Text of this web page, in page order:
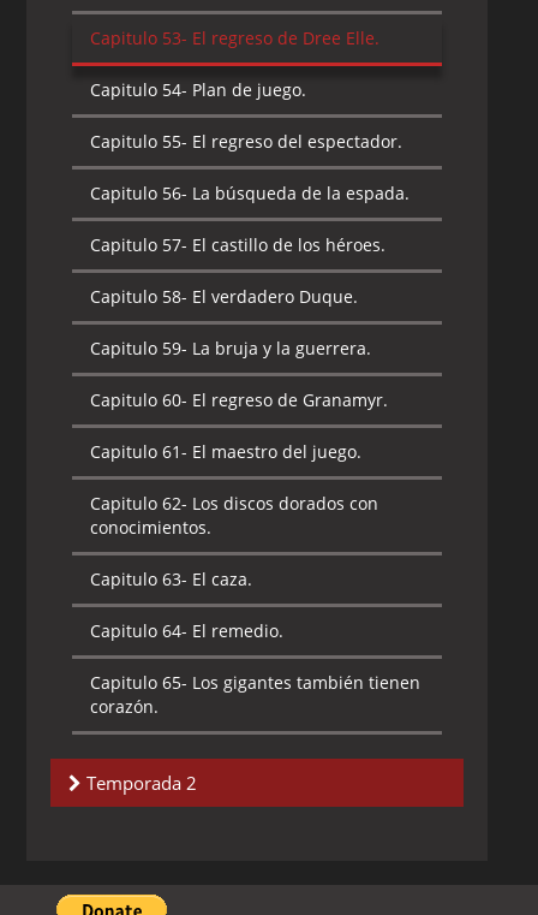
Capitulo 53- El regreso de Dree Elle.
Capitulo 54- Plan de juego.
Capitulo 55- El regreso del espectador.
Capitulo 56- La búsqueda de la espada.
Capitulo 57- El castillo de los héroes.
Capitulo 58- El verdadero Duque.
Capitulo 59- La bruja y la guerrera.
Capitulo 60- El regreso de Granamyr.
Capitulo 61- El maestro del juego.
Capitulo 62- Los discos dorados con
conocimientos.
Capitulo 63- El caza.
Capitulo 64- El remedio.
Capitulo 65- Los gigantes también tienen
corazón.
Temporada 2
Capitulo 2-La bestia de la energía.